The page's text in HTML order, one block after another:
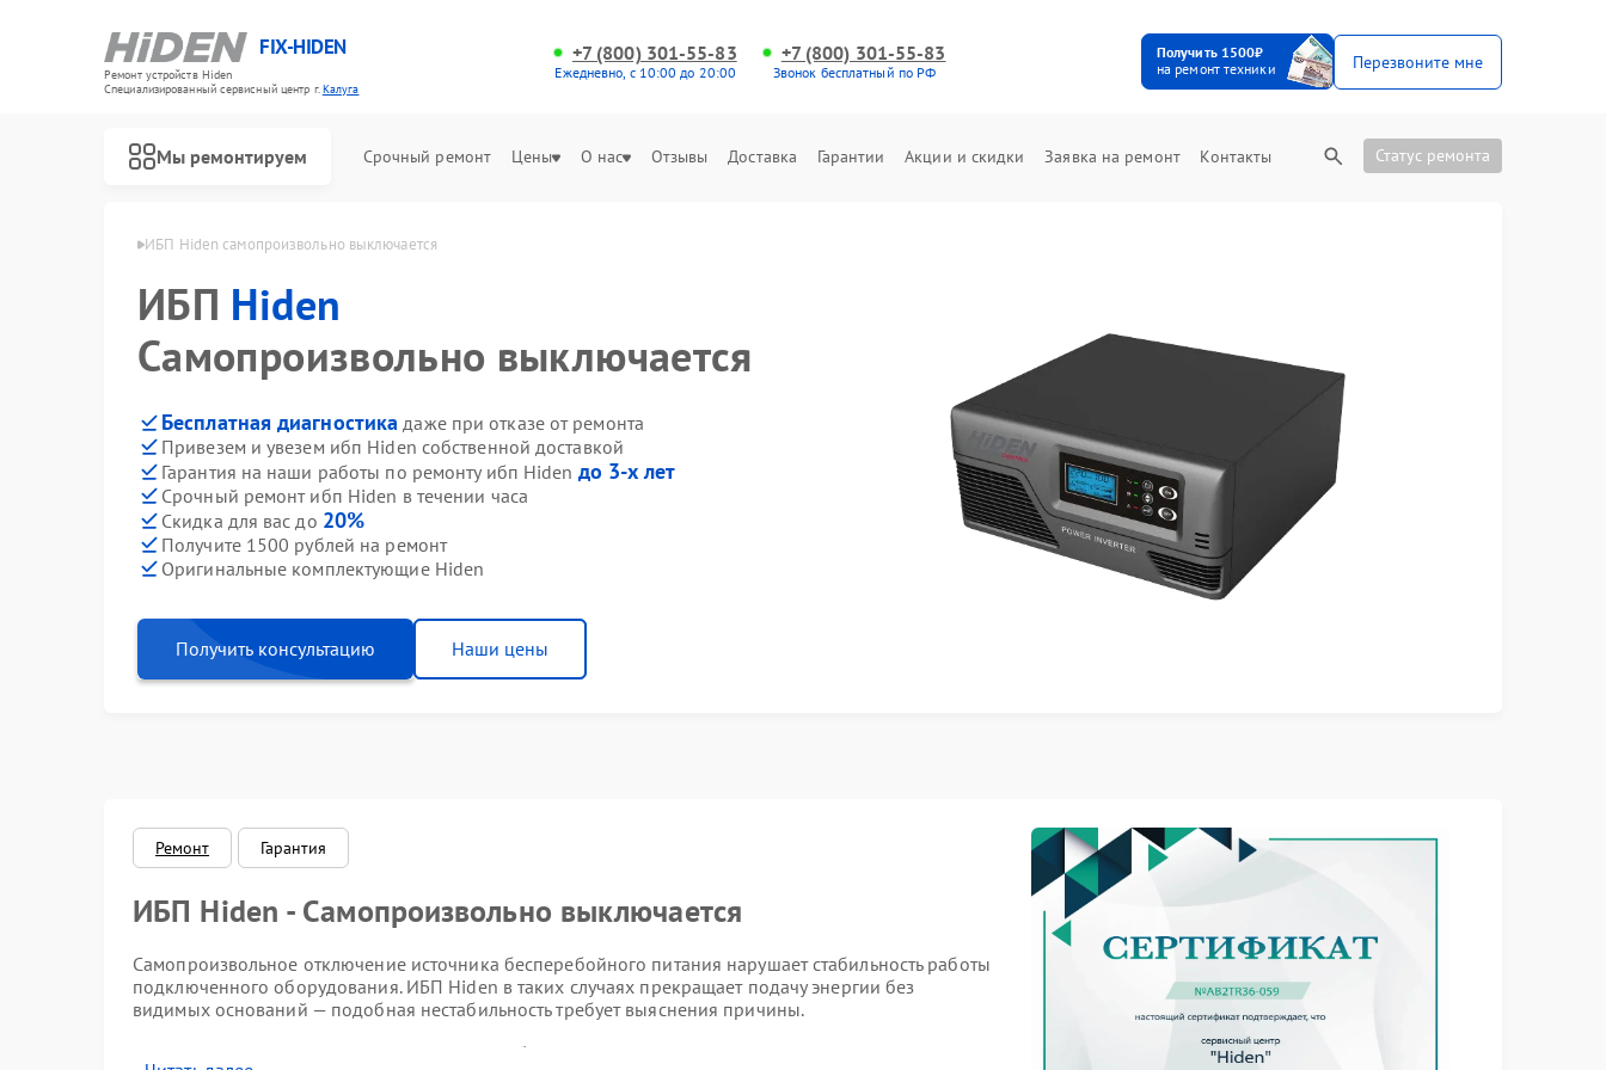
FIX-HIDEN
Ремонт устройств Hiden
Специализированный cервисный центр г.Калуга
+7 (800) 301-55-83
Ежедневно, с 10:00 до 20:00
+7 (800) 301-55-83
Звонок бесплатный по РФ
Получить 1500₽
на ремонт техники
Перезвоните мне
Мы ремонтируем Срочный ремонт Цены О нас Отзывы Доставка Гарантии Акции и скидки Заявка на ремонт Контакты Статус ремонта
ибп Hiden в Калуге ИБП Hiden самопроизвольно выключается
ИБП Hiden
Самопроизвольно выключается
Бесплатная диагностика даже при отказе от ремонта
Привезем и увезем ибп Hiden собственной доставкой
Гарантия на наши работы по ремонту ибп Hiden до 3-х лет
Срочный ремонт ибп Hiden в течении часа
Скидка для вас до 20%
Получите 1500 рублей на ремонт
Оригинальные комплектующие Hiden
Получить консультацию Наши цены
Ремонт Гарантия
ИБП Hiden - Самопроизвольно выключается
Самопроизвольное отключение источника бесперебойного питания нарушает стабильность работы
подключенного оборудования. ИБП Hiden в таких случаях прекращает подачу энергии без
видимых оснований — подобная нестабильность требует выяснения причины.
Характерные признаки проблемы